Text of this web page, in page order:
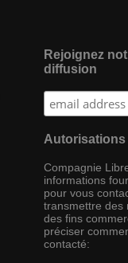
Rejoignez
diffusion
Autorisations
Compagnie
informations
pour vous
transmettre des
des fins
préciser
contacté: